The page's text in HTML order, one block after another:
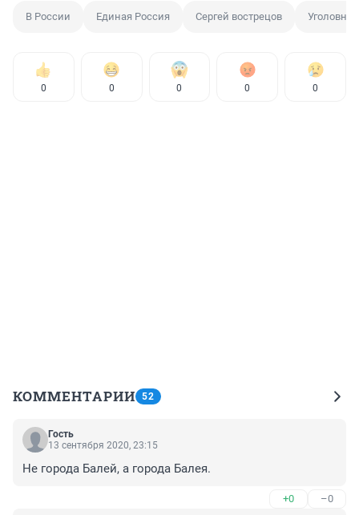
В России Единая Россия Сергей вострецов
0 0 0 0 0
КОММЕНТАРИИ 52
Гость
13 сентября 2020, 23:15
Не города Балей, а города Балея.
+0 –0